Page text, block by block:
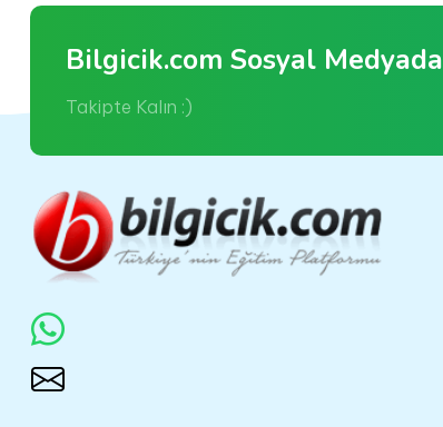
Bilgicik.com Sosyal Medyada
Takipte Kalın :)